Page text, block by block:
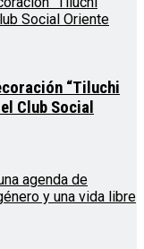
“Tiluchi
Club Social